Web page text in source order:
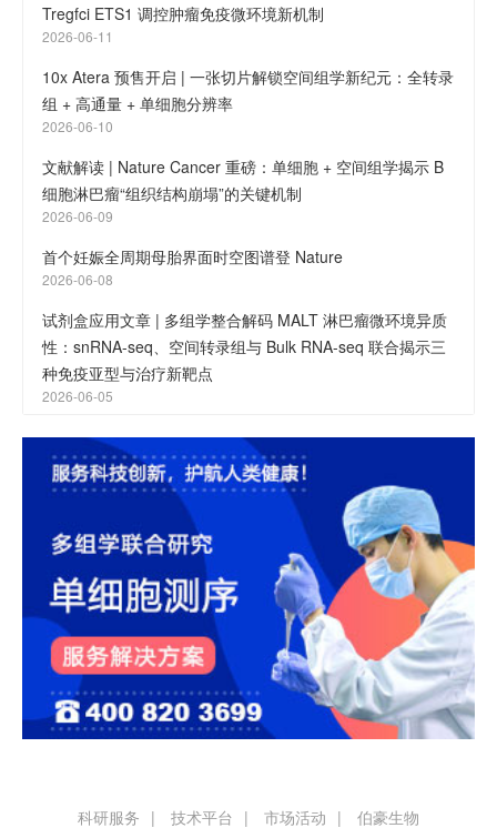
Tregfci ETS1 调控肿瘤免疫微环境新机制
2026-06-11
10x Atera 预售开启 | 一张切片解锁空间组学新纪元：全转录
组 + 高通量 + 单细胞分辨率
2026-06-10
文献解读 | Nature Cancer 重磅：单细胞 + 空间组学揭示 B
细胞淋巴瘤“组织结构崩塌”的关键机制
2026-06-09
首个妊娠全周期母胎界面时空图谱登 Nature
2026-06-08
试剂盒应用文章 | 多组学整合解码 MALT 淋巴瘤微环境异质
性：snRNA-seq、空间转录组与 Bulk RNA-seq 联合揭示三
种免疫亚型与治疗新靶点
2026-06-05
科研服务 技术平台 市场活动 伯豪生物